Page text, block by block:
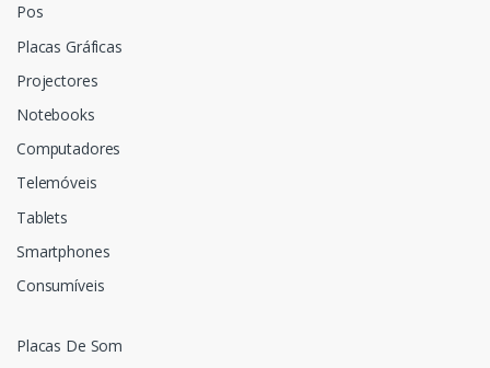
Pos
Placas Gráficas
Projectores
Notebooks
Computadores
Telemóveis
Tablets
Smartphones
Consumíveis
Placas De Som